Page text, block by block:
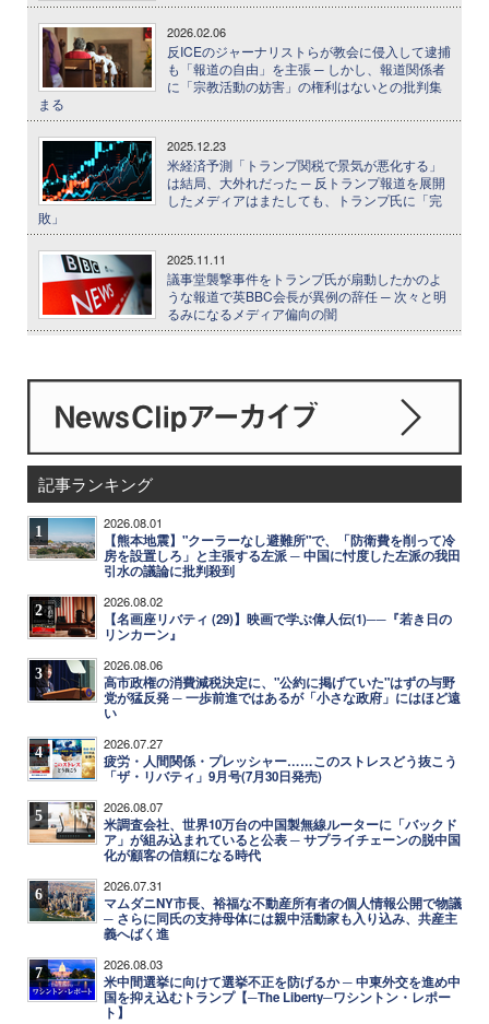
2026.02.06
反ICEのジャーナリストらが教会に侵入して逮捕
も「報道の自由」を主張 ─ しかし、報道関係者
に「宗教活動の妨害」の権利はないとの批判集
まる
2025.12.23
米経済予測「トランプ関税で景気が悪化する」
は結局、大外れだった ─ 反トランプ報道を展開
したメディアはまたしても、トランプ氏に「完
敗」
2025.11.11
議事堂襲撃事件をトランプ氏が扇動したかのよ
うな報道で英BBC会長が異例の辞任 ─ 次々と明
るみになるメディア偏向の闇
記事ランキング
1 2026.08.01
【熊本地震】"クーラーなし避難所"で、「防衛費を削って冷
房を設置しろ」と主張する左派 ─ 中国に忖度した左派の我田
引水の議論に批判殺到
2 2026.08.02
【名画座リバティ (29)】映画で学ぶ偉人伝(1)──『若き日の
リンカーン』
3 2026.08.06
高市政権の消費減税決定に、"公約に掲げていた"はずの与野
党が猛反発 ─ 一歩前進ではあるが「小さな政府」にはほど遠
い
4 2026.07.27
疲労・人間関係・プレッシャー……このストレスどう抜こう
「ザ・リバティ」9月号(7月30日発売)
5 2026.08.07
米調査会社、世界10万台の中国製無線ルーターに「バックド
ア」が組み込まれていると公表 ─ サプライチェーンの脱中国
化が顧客の信頼になる時代
6 2026.07.31
マムダニNY市長、裕福な不動産所有者の個人情報公開で物議
─ さらに同氏の支持母体には親中活動家も入り込み、共産主
義へばく進
7 2026.08.03
米中間選挙に向けて選挙不正を防げるか ─ 中東外交を進め中
国を抑え込むトランプ【─The Liberty─ワシントン・レポー
ト】